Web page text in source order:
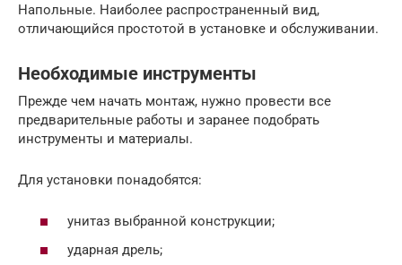
Напольные. Наиболее распространенный вид,
отличающийся простотой в установке и обслуживании.
Необходимые инструменты
Прежде чем начать монтаж, нужно провести все
предварительные работы и заранее подобрать
инструменты и материалы.
Для установки понадобятся:
унитаз выбранной конструкции;
ударная дрель;